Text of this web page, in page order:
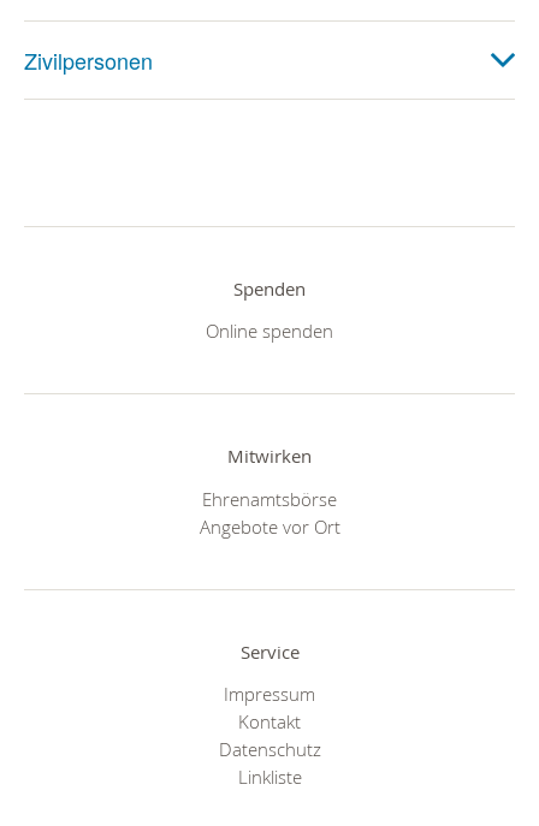
Zivilpersonen
Spenden
Online spenden
Mitwirken
Ehrenamtsbörse
Angebote vor Ort
Service
Impressum
Kontakt
Datenschutz
Linkliste